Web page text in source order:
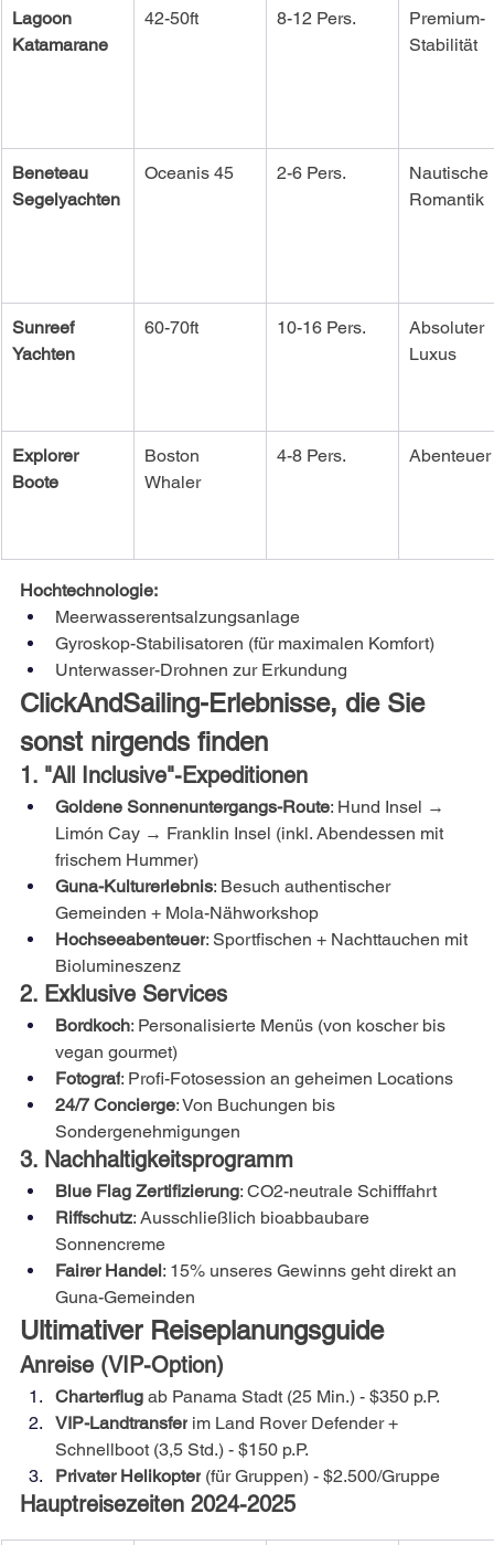
Lagoon
Katamarane
42-50ft 8-12 Pers.
Premium-
Stabilität
Beneteau
Segelyachten
Oceanis 45 2-6 Pers.
Nautische
Romantik
Sunreef
Yachten
60-70ft 10-16 Pers.
Absoluter
Luxus
Explorer
Boote
Boston
Whaler
4-8 Pers. Abenteuer
Hochtechnologie:
Meerwasserentsalzungsanlage
Gyroskop-Stabilisatoren (für maximalen Komfort)
Unterwasser-Drohnen zur Erkundung
ClickAndSailing-Erlebnisse, die Sie
sonst nirgends finden
1. "All Inclusive"-Expeditionen
Goldene Sonnenuntergangs-Route: Hund Insel →
Limón Cay → Franklin Insel (inkl. Abendessen mit
frischem Hummer)
Guna-Kulturerlebnis: Besuch authentischer
Gemeinden + Mola-Nähworkshop
Hochseeabenteuer: Sportfischen + Nachttauchen mit
Biolumineszenz
2. Exklusive Services
Bordkoch: Personalisierte Menüs (von koscher bis
vegan gourmet)
Fotograf: Profi-Fotosession an geheimen Locations
24/7 Concierge: Von Buchungen bis
Sondergenehmigungen
3. Nachhaltigkeitsprogramm
Blue Flag Zertifizierung: CO2-neutrale Schifffahrt
Riffschutz: Ausschließlich bioabbaubare
Sonnencreme
Fairer Handel: 15% unseres Gewinns geht direkt an
Guna-Gemeinden
Ultimativer Reiseplanungsguide
Anreise (VIP-Option)
Charterflug ab Panama Stadt (25 Min.) - $350 p.P.
VIP-Landtransfer im Land Rover Defender +
Schnellboot (3,5 Std.) - $150 p.P.
Privater Helikopter (für Gruppen) - $2.500/Gruppe
Hauptreisezeiten 2024-2025